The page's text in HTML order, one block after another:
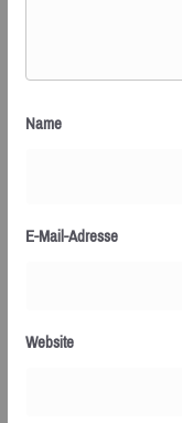
Name
E-Mail-Adresse
Website